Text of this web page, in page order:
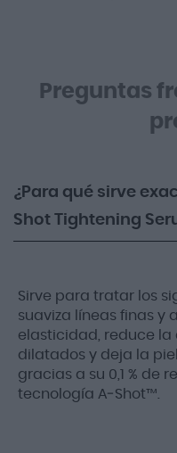
Preguntas
¿Para qué sirve
Shot Tightening
Sirve para tratar los
suaviza líneas finas y
elasticidad, reduce
dilatados y deja la
gracias a su 0,1 % de
tecnología A‑Shot™.